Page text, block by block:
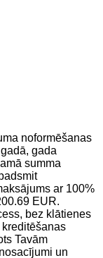
noformēšanas
gada
summa
ar 100%
EUR.
bez klātienes
Tavām
un